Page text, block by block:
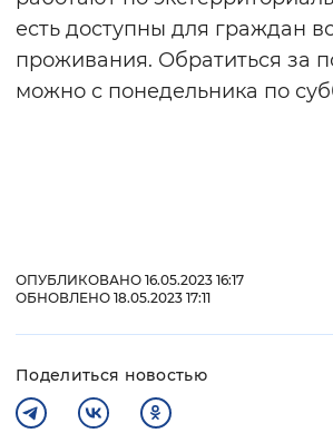
есть доступны для граждан
проживания. Обратиться за
можно с понедельника по
ОПУБЛИКОВАНО 16.05.2023 16:17
ОБНОВЛЕНО 18.05.2023 17:11
Поделиться новостью